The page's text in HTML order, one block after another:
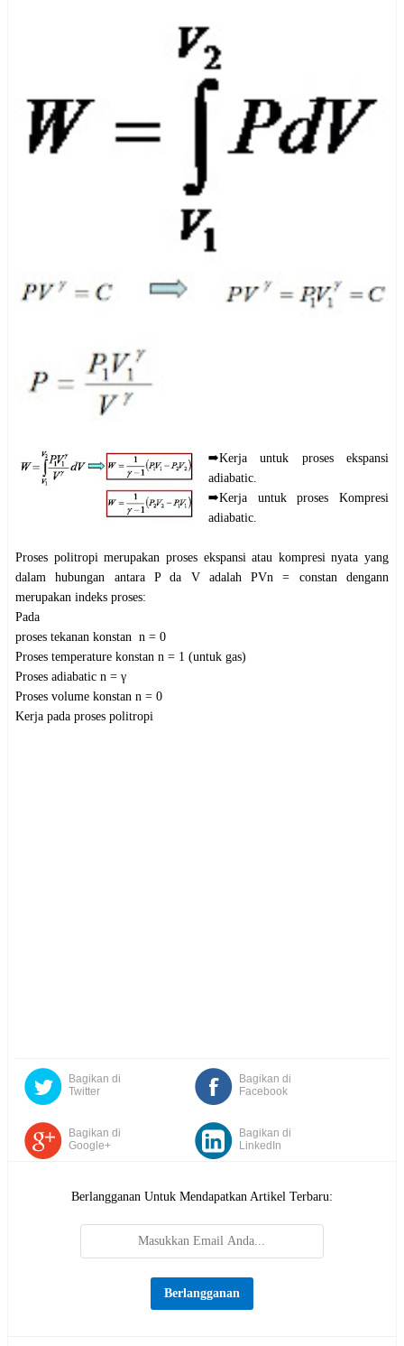
➡️Kerja untuk proses ekspansi
adiabatic.
➡️Kerja untuk proses Kompresi
adiabatic.
Proses politropi merupakan proses ekspansi atau kompresi nyata yang
dalam hubungan antara P da V adalah PVn = constan dengann
merupakan indeks proses:
Pada
proses tekanan konstan n = 0
Proses temperature konstan n = 1 (untuk gas)
Proses adiabatic n = γ
Proses volume konstan n = 0
Kerja pada proses politropi
Bagikan di
Facebook
Bagikan di
Twitter
Bagikan di
Google+
Bagikan di
LinkedIn
Berlangganan Untuk Mendapatkan Artikel Terbaru: